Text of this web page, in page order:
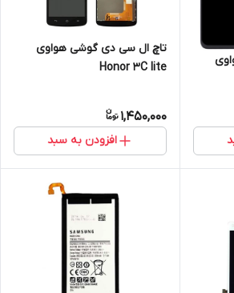
تاچ ال سی دی گوشی هواوی
Honor 3C lite
1,450,000
افزودن به سبد